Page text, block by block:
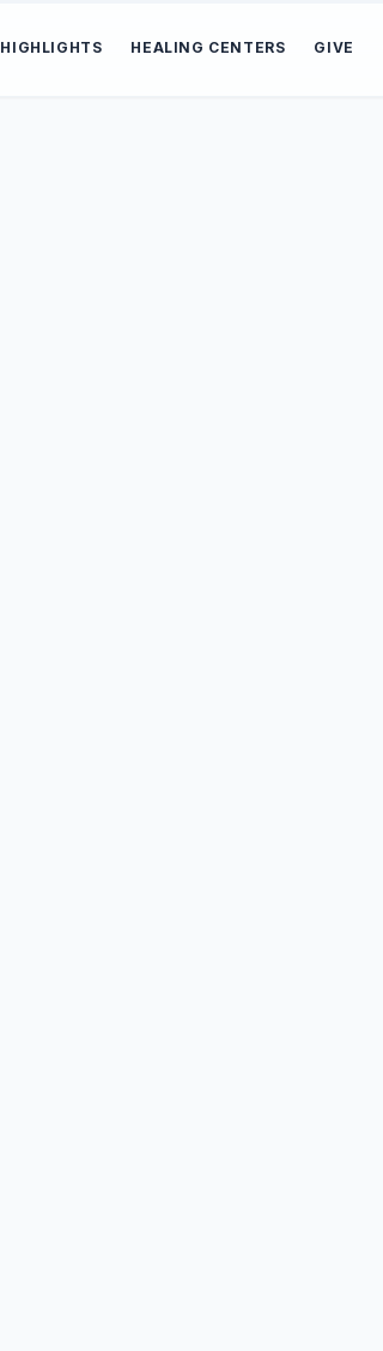
HIGHLIGHTS HEALING CENTERS GIVE